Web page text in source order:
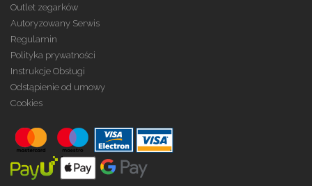
Outlet zegarków
Autoryzowany Serwis
Regulamin
Polityka prywatności
Instrukcje Obsługi
Odstąpienie od umowy
Cookies